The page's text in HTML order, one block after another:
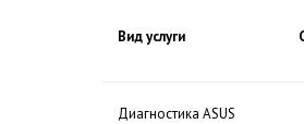
Вид услуги
Диагностика ASUS